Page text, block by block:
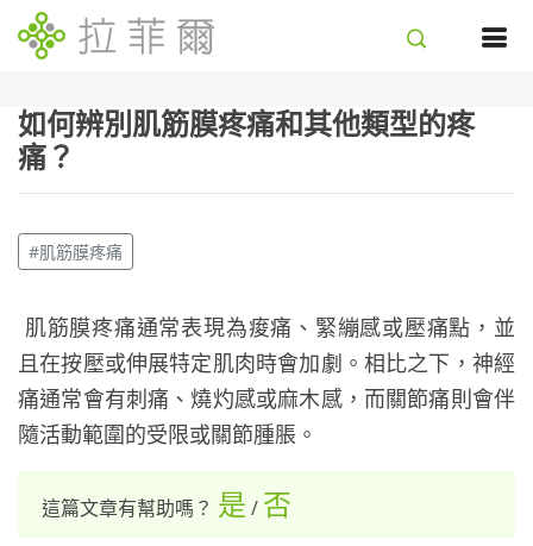
如何辨別肌筋膜疼痛和其他類型的疼
痛？
#肌筋膜疼痛
肌筋膜疼痛通常表現為痠痛、緊繃感或壓痛點，並
且在按壓或伸展特定肌肉時會加劇。相比之下，神經
痛通常會有刺痛、燒灼感或麻木感，而關節痛則會伴
隨活動範圍的受限或關節腫脹。
這篇文章有幫助嗎？ 是 / 否